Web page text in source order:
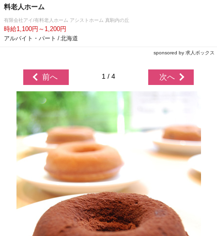
料老人ホーム
有限会社アイ/有料老人ホーム アシストホーム 真駒内の丘
時給1,100円～1,200円
アルバイト・パート / 北海道
sponsored by 求人ボックス
前へ 1 / 4 次へ